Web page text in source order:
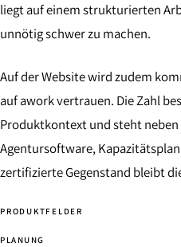
liegt auf einem strukturierten
unnötig schwer zu machen.
Auf der Website wird zudem
auf awork vertrauen. Die Zahl
Produktkontext und steht
Agentursoftware,
zertifizierte Gegenstand bleibt
PRODUKTFELDER
PLANUNG